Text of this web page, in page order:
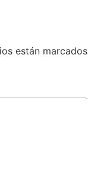
están marcados